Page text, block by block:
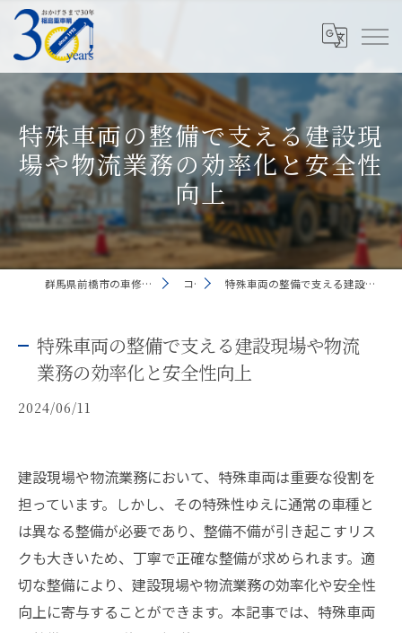
特殊車両の整備で支える建設現
場や物流業務の効率化と安全性
向上
群馬県前橋市の車修理なら有限会社福島重車輛 コラム 特殊車両の整備で支える建設現場や物流業務の効率化と安全性向上
特殊車両の整備で支える建設現場や物流
業務の効率化と安全性向上
2024/06/11
建設現場や物流業務において、特殊車両は重要な役割を
担っています。しかし、その特殊性ゆえに通常の車種と
は異なる整備が必要であり、整備不備が引き起こすリス
クも大きいため、丁寧で正確な整備が求められます。適
切な整備により、建設現場や物流業務の効率化や安全性
向上に寄与することができます。本記事では、特殊車両